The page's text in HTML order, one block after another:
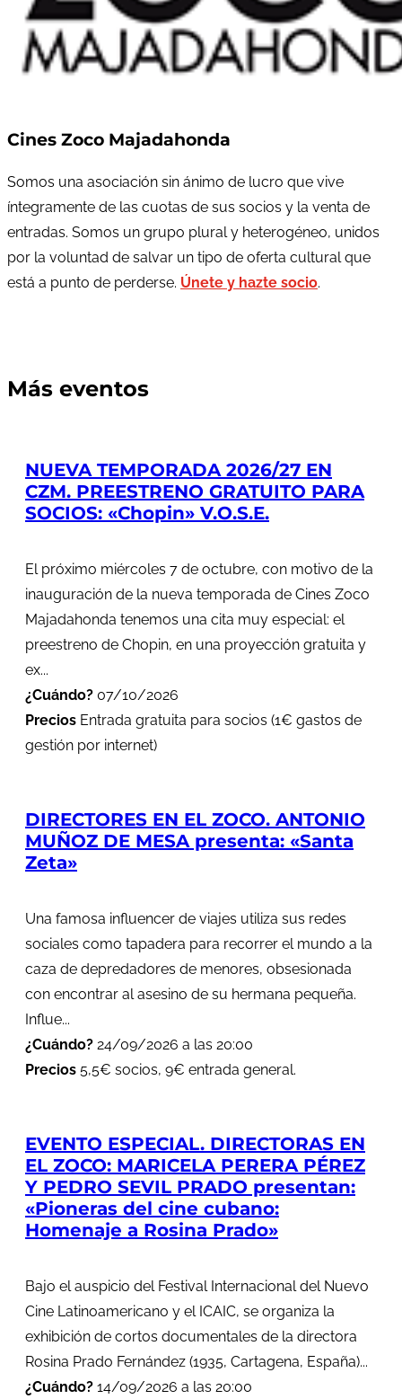
Cines Zoco Majadahonda
Somos una asociación sin ánimo de lucro que vive
íntegramente de las cuotas de sus socios y la venta de
entradas. Somos un grupo plural y heterogéneo, unidos
por la voluntad de salvar un tipo de oferta cultural que
está a punto de perderse. Únete y hazte socio.
Más eventos
NUEVA TEMPORADA 2026/27 EN
CZM. PREESTRENO GRATUITO PARA
SOCIOS: «Chopin» V.O.S.E.
El próximo miércoles 7 de octubre, con motivo de la
inauguración de la nueva temporada de Cines Zoco
Majadahonda tenemos una cita muy especial: el
preestreno de Chopin, en una proyección gratuita y
ex...
¿Cuándo? 07/10/2026
Precios Entrada gratuita para socios (1€ gastos de
gestión por internet)
DIRECTORES EN EL ZOCO. ANTONIO
MUÑOZ DE MESA presenta: «Santa
Zeta»
Una famosa influencer de viajes utiliza sus redes
sociales como tapadera para recorrer el mundo a la
caza de depredadores de menores, obsesionada
con encontrar al asesino de su hermana pequeña.
Influe...
¿Cuándo? 24/09/2026 a las 20:00
Precios 5,5€ socios, 9€ entrada general.
EVENTO ESPECIAL. DIRECTORAS EN
EL ZOCO: MARICELA PERERA PÉREZ
Y PEDRO SEVIL PRADO presentan:
«Pioneras del cine cubano:
Homenaje a Rosina Prado»
Bajo el auspicio del Festival Internacional del Nuevo
Cine Latinoamericano y el ICAIC, se organiza la
exhibición de cortos documentales de la directora
Rosina Prado Fernández (1935, Cartagena, España)...
¿Cuándo? 14/09/2026 a las 20:00